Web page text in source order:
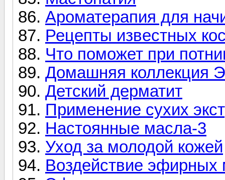
Ароматерапия для
Рецепты известных
Что поможет при
Домашняя коллекция
Детский дерматит
Применение сухих
Настоянные масла-3
Уход за молодой кожей
Воздействие эфирных